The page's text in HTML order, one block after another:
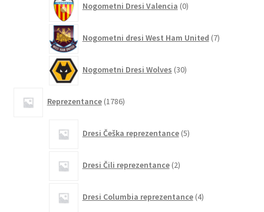
Nogometni Dresi Valencia 0izdelkov
Nogometni dresi West Ham United 7izdelkov
Nogometni Dresi Wolves 30izdelkov
Reprezentance 1786izdelkov
Dresi Češka reprezentance 5izdelkov
Dresi Čili reprezentance 2izdelka
Dresi Columbia reprezentance 4izdelki